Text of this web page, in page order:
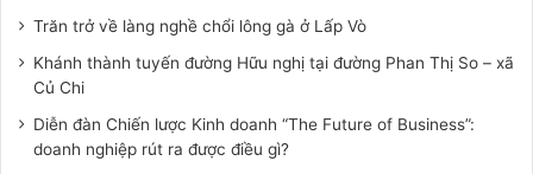
Trăn trở về làng nghề chổi lông gà ở Lấp Vò
Khánh thành tuyến đường Hữu nghị tại đường Phan Thị So – xã
Củ Chi
Diễn đàn Chiến lược Kinh doanh “The Future of Business”:
doanh nghiệp rút ra được điều gì?